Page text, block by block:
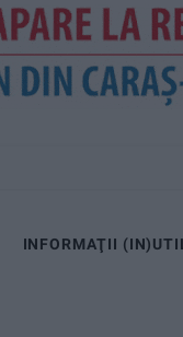
INFORMAŢII